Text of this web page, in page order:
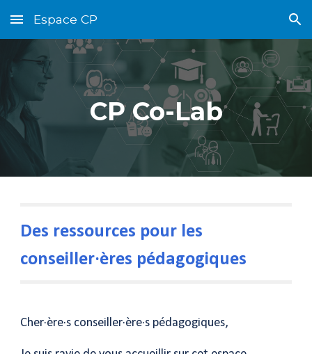
Skip to main content Skip to navigation
Espace CP
CP Co-Lab
Des ressources pour les
conseiller·ères pédagogiques
Cher·ère·s conseiller·ère·s pédagogiques,